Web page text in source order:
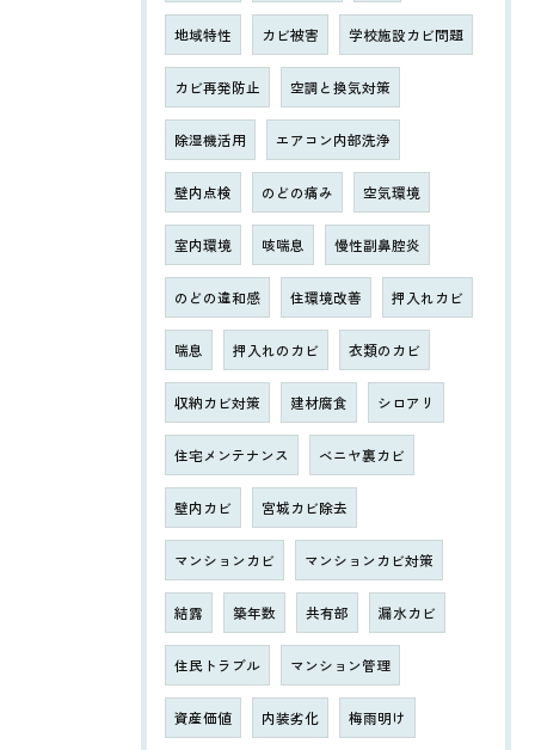
地域特性 カビ被害 学校施設カビ問題
カビ再発防止 空調と換気対策
除湿機活用 エアコン内部洗浄
壁内点検 のどの痛み 空気環境
室内環境 咳喘息 慢性副鼻腔炎
のどの違和感 住環境改善 押入れカビ
喘息 押入れのカビ 衣類のカビ
収納カビ対策 建材腐食 シロアリ
住宅メンテナンス ベニヤ裏カビ
壁内カビ 宮城カビ除去
マンションカビ マンションカビ対策
結露 築年数 共有部 漏水カビ
住民トラブル マンション管理
資産価値 内装劣化 梅雨明け